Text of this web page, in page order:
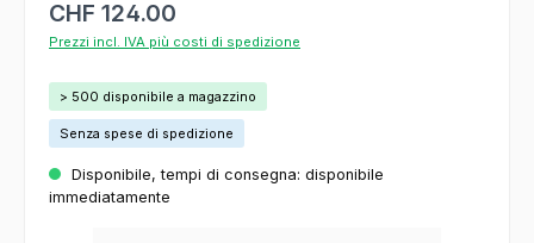
CHF 124.00
Prezzi incl. IVA più costi di spedizione
> 500 disponibile a magazzino
Senza spese di spedizione
Disponibile, tempi di consegna: disponibile
immediatamente